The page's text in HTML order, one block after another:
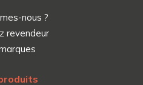
nous ?
revendeur